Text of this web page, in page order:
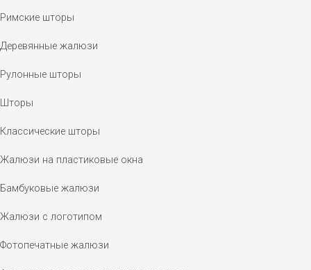
Римские шторы
Деревянные жалюзи
Рулонные шторы
Шторы
Классические шторы
Жалюзи на пластиковые окна
Бамбуковые жалюзи
Жалюзи с логотипом
Фотопечатные жалюзи